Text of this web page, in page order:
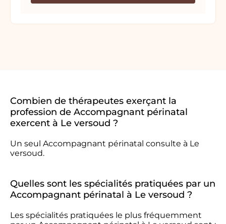
Combien de thérapeutes exerçant la
profession de Accompagnant périnatal
exercent à Le versoud ?
Un seul Accompagnant périnatal consulte à Le
versoud.
Quelles sont les spécialités pratiquées par un
Accompagnant périnatal à Le versoud ?
Les spécialités pratiquées le plus fréquemment